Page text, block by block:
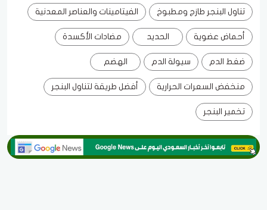
تناول البنجر طازج ومطبوخ الفيتامينات والعناصر المعدنية
أحماض عضوية الحديد مضادات الأكسدة
ضغط الدم سيولة الدم الهضم
منخفض السعرات الحرارية أفضل طريقة لتناول البنجر
تخمير البنجر